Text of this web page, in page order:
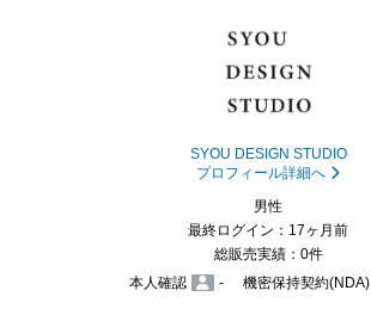
SYOU DESIGN STUDIO
プロフィール詳細へ
男性
最終ログイン：17ヶ月前
総販売実績：0件
本人確認
- 機密保持契約(NDA)